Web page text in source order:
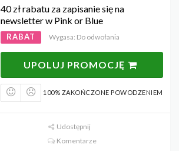
40 zł rabatu za zapisanie się na
newsletter w Pink or Blue
RABAT Wygasa: Do odwołania
UPOLUJ PROMOCJĘ
100% ZAKOŃCZONE POWODZENIEM
Udostępnij
Komentarze